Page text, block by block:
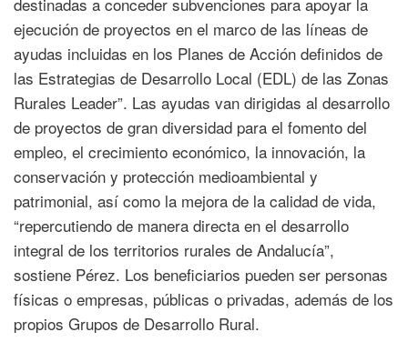
ejecución de proyectos en el marco de las líneas de
ayudas incluidas en los Planes de Acción definidos de
las Estrategias de Desarrollo Local (EDL) de las Zonas
Rurales Leader”. Las ayudas van dirigidas al desarrollo
de proyectos de gran diversidad para el fomento del
empleo, el crecimiento económico, la innovación, la
conservación y protección medioambiental y
patrimonial, así como la mejora de la calidad de vida,
“repercutiendo de manera directa en el desarrollo
integral de los territorios rurales de Andalucía”,
sostiene Pérez. Los beneficiarios pueden ser personas
físicas o empresas, públicas o privadas, además de los
propios Grupos de Desarrollo Rural.